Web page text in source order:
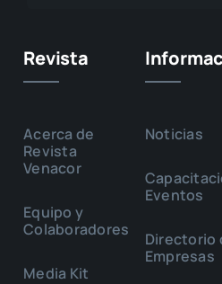
Revista
Acerca de
Revista
Venacor
Equipo y
Colaboradores
Media Kit
Noticias
Eventos
Directorio
Empresas